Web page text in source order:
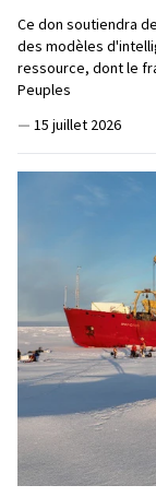
Ce don soutiendra
des modèles
ressource, dont le
Peuples
— 15 juillet 2026